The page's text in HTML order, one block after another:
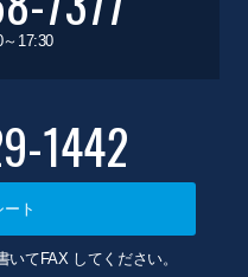
17:30
1442
ト
てFAX してください。